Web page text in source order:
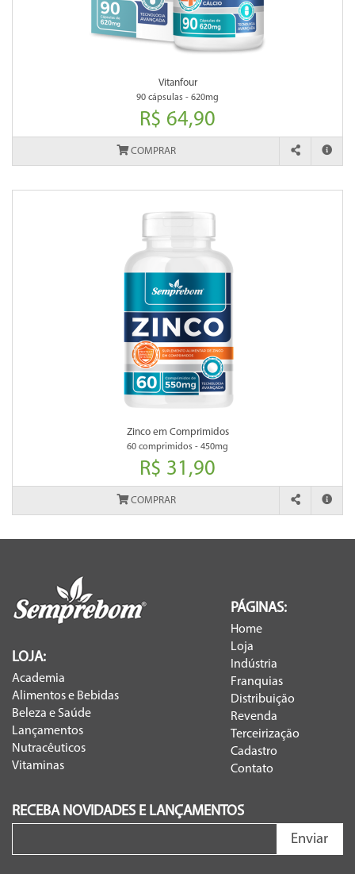
Vitanfour
90 cápsulas - 620mg
R$ 64,90
COMPRAR
Zinco em Comprimidos
60 comprimidos - 450mg
R$ 31,90
COMPRAR
PÁGINAS:
Home
Loja
Indústria
Franquias
Distribuição
Revenda
Terceirização
Cadastro
Contato
LOJA:
Academia
Alimentos e Bebidas
Beleza e Saúde
Lançamentos
Nutracêuticos
Vitaminas
RECEBA NOVIDADES E LANÇAMENTOS
Enviar